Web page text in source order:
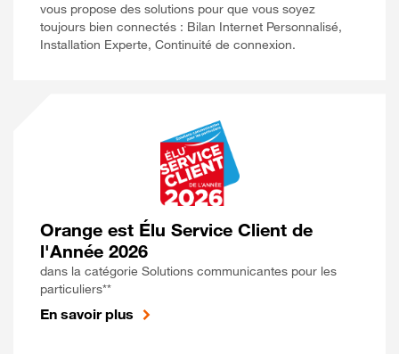
vous propose des solutions pour que vous soyez
toujours bien connectés : Bilan Internet Personnalisé,
Installation Experte, Continuité de connexion.
Orange est Élu Service Client de
l'Année 2026
dans la catégorie Solutions communicantes pour les
particuliers**
En savoir plus